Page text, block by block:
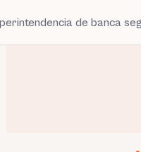
de banca